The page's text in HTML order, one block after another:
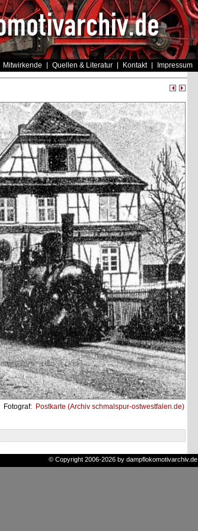
Mitwirkende Quellen & Literatur Kontakt Impressum
Fotograf: Postkarte (Archiv schmalspur-ostwestfalen.de)
© Copyright 2006-2026 by dampflokomotivarchiv.de